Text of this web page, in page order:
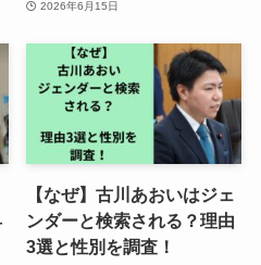
2026年6月15日
【なぜ】古川あおいはジェ
ンダーと検索される？理由
3選と性別を調査！